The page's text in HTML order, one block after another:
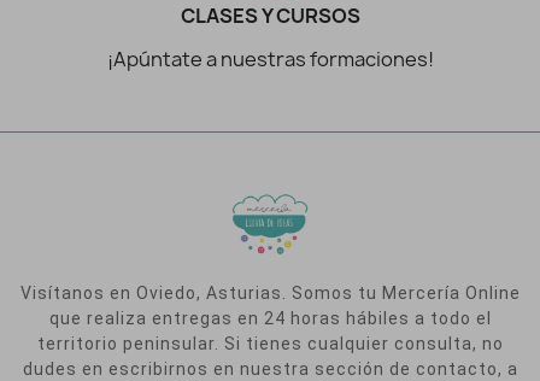
CLASES Y CURSOS
¡Apúntate a nuestras formaciones!
Visítanos en Oviedo, Asturias. Somos tu Mercería Online
que realiza entregas en 24 horas hábiles a todo el
territorio peninsular. Si tienes cualquier consulta, no
dudes en escribirnos en nuestra sección de contacto, a